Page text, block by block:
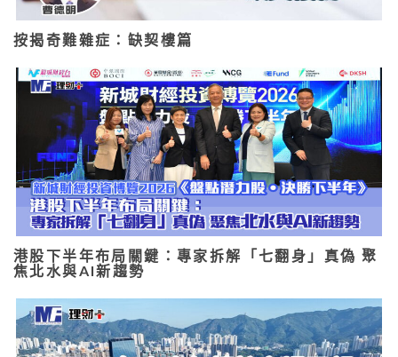
按揭奇難雜症：缺契樓篇
港股下半年布局關鍵：專家拆解「七翻身」真偽 聚
焦北水與AI新趨勢